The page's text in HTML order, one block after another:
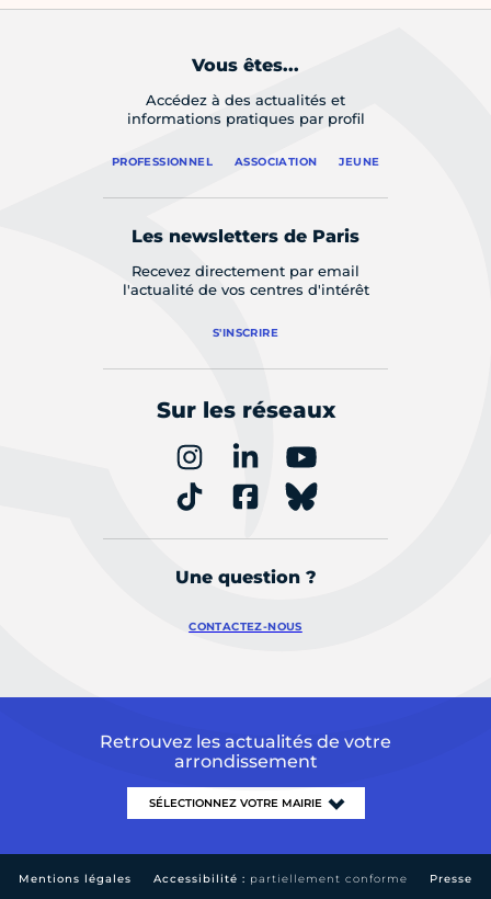
Vous êtes...
Accédez à des actualités et
informations pratiques par profil
PROFESSIONNEL ASSOCIATION JEUNE
Les newsletters de Paris
Recevez directement par email
l'actualité de vos centres d'intérêt
S'INSCRIRE
Sur les réseaux
Une question ?
CONTACTEZ-NOUS
Retrouvez les actualités de votre
arrondissement
Mentions légales Accessibilité : partiellement conforme Presse